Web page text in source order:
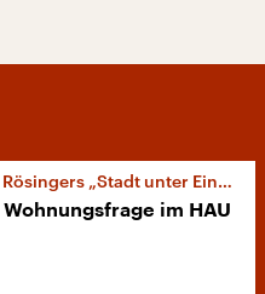
„Stadt unter Einfluss“
im HAU